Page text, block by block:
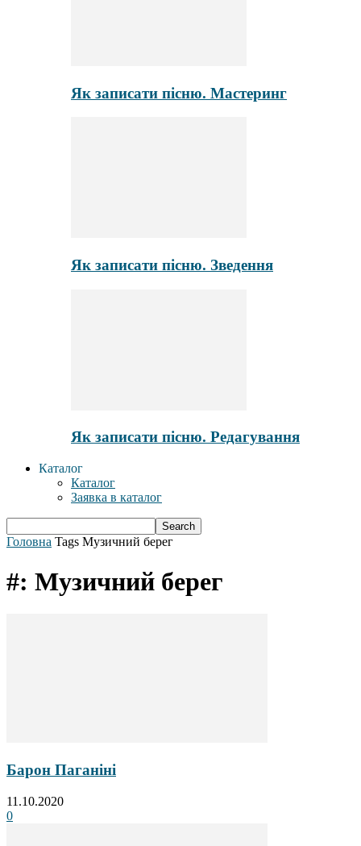
Як записати пісню. Мастеринг
Як записати пісню. Зведення
Як записати пісню. Редагування
Каталог
Каталог
Заявка в каталог
Головна Tags Музичний берег
#: Музичний берег
Барон Паганіні
11.10.2020
0